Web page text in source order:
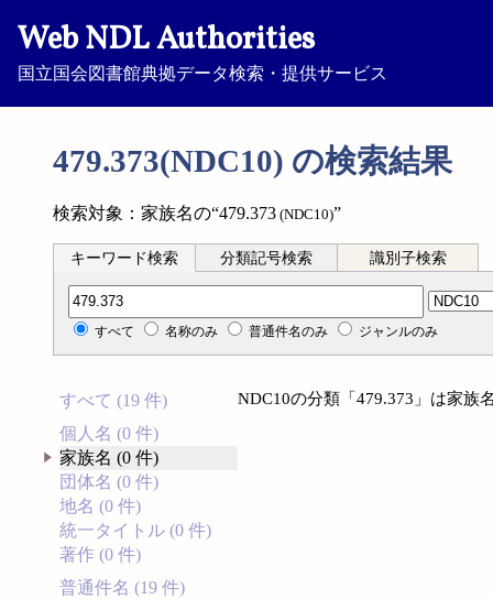
Web NDL Authorities
国立国会図書館典拠データ検索・提供サービス
479.373(NDC10) の検索結果
検索対象：家族名の“479.373 (NDC10)”
キーワード検索 分類記号検索 識別子検索
分類記号検索
すべて 名称のみ 普通件名のみ ジャンルのみ
すべて (19 件)
個人名 (0 件)
家族名 (0 件)
団体名 (0 件)
地名 (0 件)
統一タイトル (0 件)
著作 (0 件)
普通件名 (19 件)
NDC10の分類「479.373」は家族